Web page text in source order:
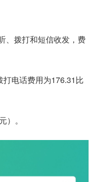
、拨打和短信收发，费
电话费用为176.31比
。